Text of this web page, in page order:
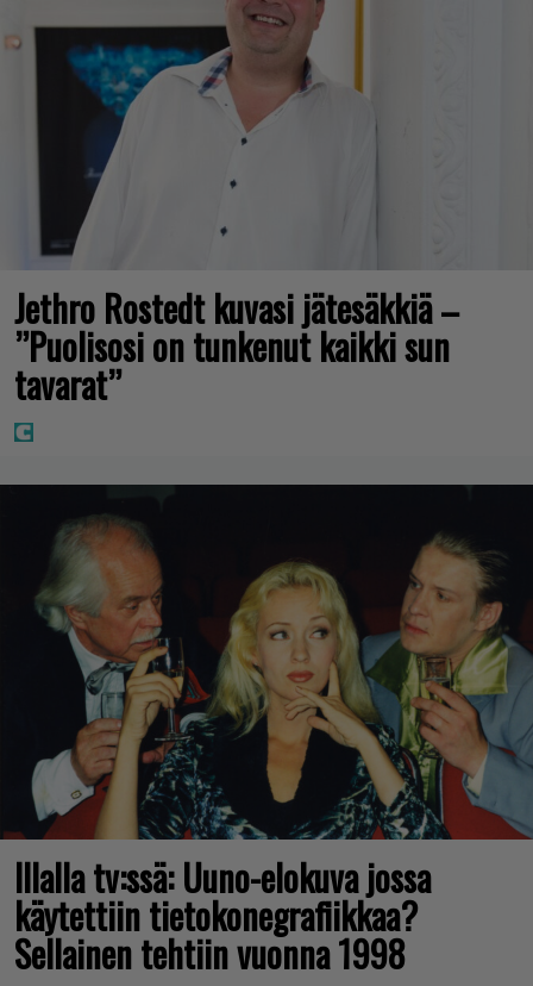
Jethro Rostedt kuvasi jätesäkkiä –
”Puolisosi on tunkenut kaikki sun
tavarat”
Illalla tv:ssä: Uuno-elokuva jossa
käytettiin tietokonegrafiikkaa?
Sellainen tehtiin vuonna 1998